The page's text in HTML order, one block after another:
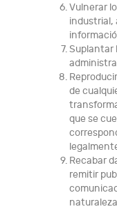
Vulnerar
industrial,
Suplantar
de
que se
Recabar
remitir